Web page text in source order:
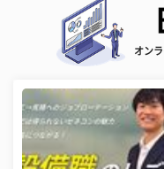
オン